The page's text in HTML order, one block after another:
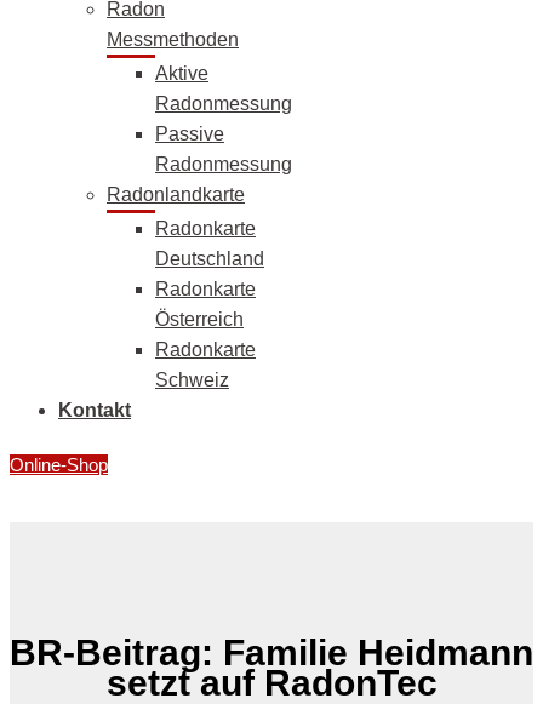
Radon
Messmethoden
Aktive
Radonmessung
Passive
Radonmessung
Radonlandkarte
Radonkarte
Deutschland
Radonkarte
Österreich
Radonkarte
Schweiz
Kontakt
Online-Shop
BR-Beitrag: Familie Heidmann
setzt auf RadonTec